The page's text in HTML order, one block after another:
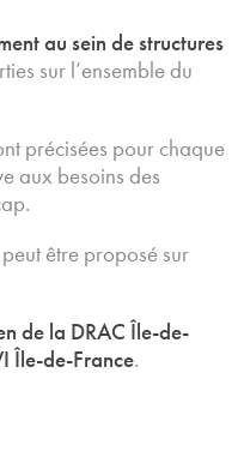
au sein de structures
sur l’ensemble du
précisées pour chaque
aux besoins des
être proposé sur
de la DRAC Île-de-
Île-de-France.